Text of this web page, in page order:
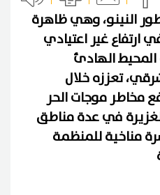
النينو، وهي ظاهرة
ارتفاع غير اعتيادي
الهادئ
تعززه خلال
مخاطر موجات الحر
في عدة مناطق
مناخية للمنظمة